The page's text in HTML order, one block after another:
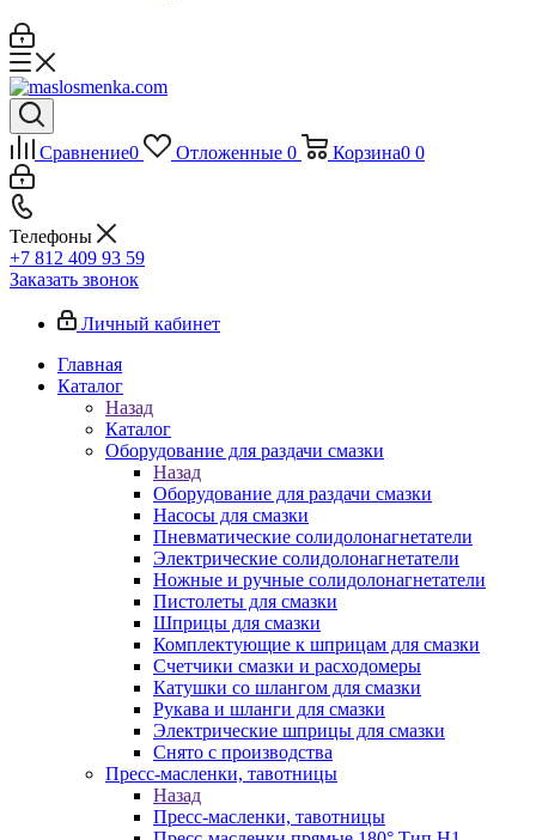
Сравнение0 Отложенные 0 Корзина0 0
Телефоны
+7 812 409 93 59
Заказать звонок
Личный кабинет
Главная
Каталог
Назад
Каталог
Оборудование для раздачи смазки
Назад
Оборудование для раздачи смазки
Насосы для смазки
Пневматические солидолонагнетатели
Электрические солидолонагнетатели
Ножные и ручные солидолонагнетатели
Пистолеты для смазки
Шприцы для смазки
Комплектующие к шприцам для смазки
Счетчики смазки и расходомеры
Катушки со шлангом для смазки
Рукава и шланги для смазки
Электрические шприцы для смазки
Снято с производства
Пресс-масленки, тавотницы
Назад
Пресс-масленки, тавотницы